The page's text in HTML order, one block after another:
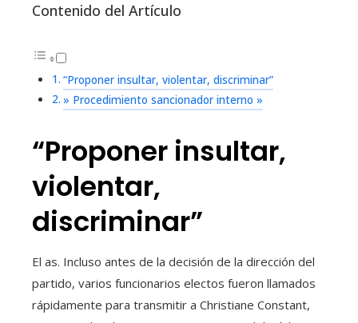
Contenido del Artículo
“Proponer insultar, violentar, discriminar”
» Procedimiento sancionador interno »
“Proponer insultar,
violentar,
discriminar”
El as. Incluso antes de la decisión de la dirección del
partido, varios funcionarios electos fueron llamados
rápidamente para transmitir a Christiane Constant,